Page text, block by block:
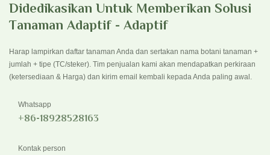
Didedikasikan Untuk Memberikan Solusi
Tanaman Adaptif - Adaptif
Harap lampirkan daftar tanaman Anda dan sertakan nama botani tanaman +
jumlah + tipe (TC/steker). Tim penjualan kami akan mendapatkan perkiraan
(ketersediaan & Harga) dan kirim email kembali kepada Anda paling awal.
Whatsapp
+86-18928528163
Kontak person